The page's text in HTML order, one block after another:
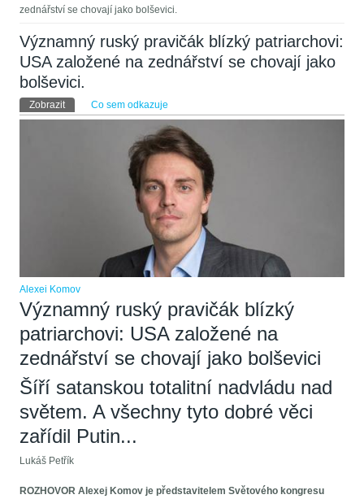
zednářství se chovají jako bolševici.
Významný ruský pravičák blízký patriarchovi:
USA založené na zednářství se chovají jako
bolševici.
Hlavní záložky
Zobrazit(aktivní záložka)
Co sem odkazuje
Alexei Komov
Významný ruský pravičák blízký
patriarchovi: USA založené na
zednářství se chovají jako bolševici
Šíří satanskou totalitní nadvládu nad
světem. A všechny tyto dobré věci
zařídil Putin...
Lukáš Petřík
ROZHOVOR Alexej Komov je představitelem Světového kongresu